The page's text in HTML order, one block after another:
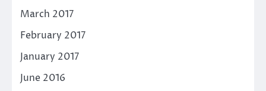
March 2017
February 2017
January 2017
June 2016